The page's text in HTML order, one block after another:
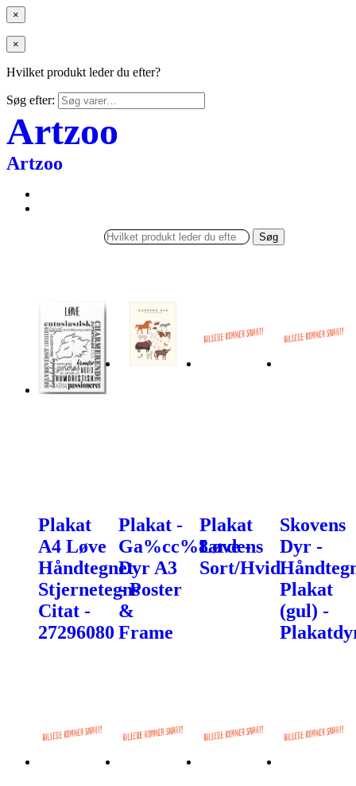
×
×
Hvilket produkt leder du efter?
Søg efter:
Artzoo
Artzoo
Søg
Plakat
A4 Løve
Håndtegnet
Stjernetegns
Citat -
27296080
Plakat -
Ga%cc%8ardens
Dyr A3
- Poster
&
Frame
Plakat
Løve -
Sort/Hvid
Skovens
Dyr -
Plakat
(gul) -